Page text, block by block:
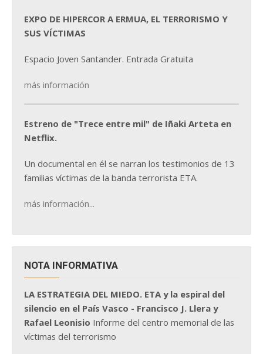
EXPO DE HIPERCOR A ERMUA, EL TERRORISMO Y
SUS VÍCTIMAS
Espacio Joven Santander. Entrada Gratuita
más información
Estreno de "Trece entre mil" de Iñaki Arteta en
Netflix.
Un documental en él se narran los testimonios de 13
familias víctimas de la banda terrorista ETA.
más información...
NOTA INFORMATIVA
LA ESTRATEGIA DEL MIEDO. ETA y la espiral del
silencio en el País Vasco - Francisco J. Llera y
Rafael Leonisio Informe del centro memorial de las
víctimas del terrorismo